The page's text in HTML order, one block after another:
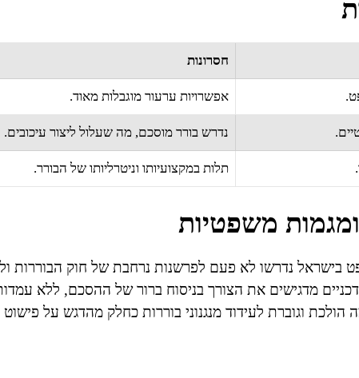
חסרונות
אפשרויות ערעור מוגבלות מאוד.
נדרש בורר מוסכם, מה שעלול ליצור עיכובים.
תלות במקצועיותו וניטרליותו של הבורר.
משפטיות
בישראל נדרשו לא פעם לפרשנות נרחבת של חוק הבוררות
מדגישים את הצורך בניסוח ברור של ההסכם, ללא
הולכת וגוברת לעידוד מנגנוני בוררות כחלק מהדגש על